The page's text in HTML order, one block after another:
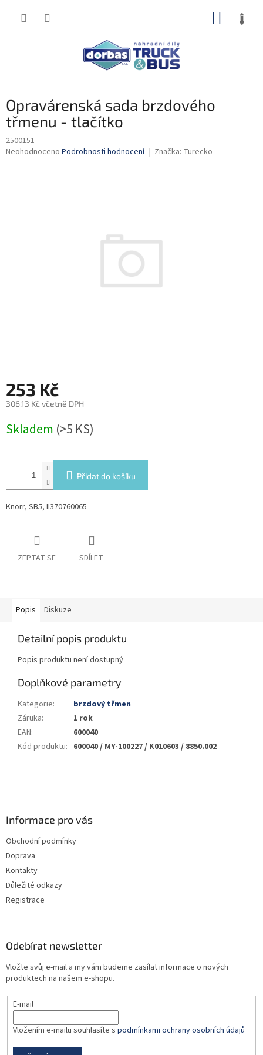
Opravárenská sada brzdového
třmenu - tlačítko
2500151
Průměrné
Neohodnoceno Podrobnosti hodnocení Značka: Turecko
253 Kč
306,13 Kč včetně DPH
cena:
Skladem (>5 KS)
Přidat do košíku
Knorr, SB5, II370760065
ZEPTAT SE SDÍLET
Popis Diskuze
Detailní popis produktu
Popis produktu není dostupný
Doplňkové parametry
Kategorie:
brzdový třmen
Záruka:
1 rok
EAN:
600040
Kód produktu: 600040 / MY-100227 / K010603 / 8850.002
Informace pro vás
Obchodní podmínky
Doprava
Kontakty
Důležité odkazy
Registrace
Odebírat newsletter
Vložte svůj e-mail a my vám budeme zasílat informace o nových
produktech na našem e-shopu.
E-mail
Vložením e-mailu souhlasíte s podmínkami ochrany osobních údajů